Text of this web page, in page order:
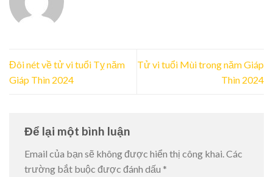
Đôi nét về tử vi tuổi Tỵ năm
Giáp Thìn 2024
Tử vi tuổi Mùi trong năm Giáp
Thìn 2024
Để lại một bình luận
Email của bạn sẽ không được hiển thị công khai.Các
trường bắt buộc được đánh dấu *